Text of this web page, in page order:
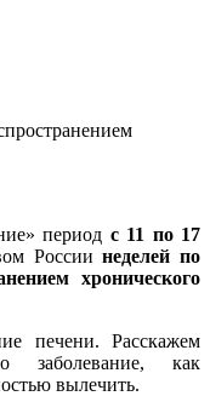
период с 11 по 17
Россиинеделей по
хронического
печени. Расскажем
как
вылечить.